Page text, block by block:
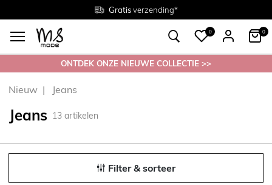
Gratisverzending*
Maten38 - 54
Gratisretourneren in de winkel
0 0
ONTDEK ONZE NIEUWE COLLECTIE >>
Nieuw Jeans
Jeans 13 artikelen
Filter & sorteer